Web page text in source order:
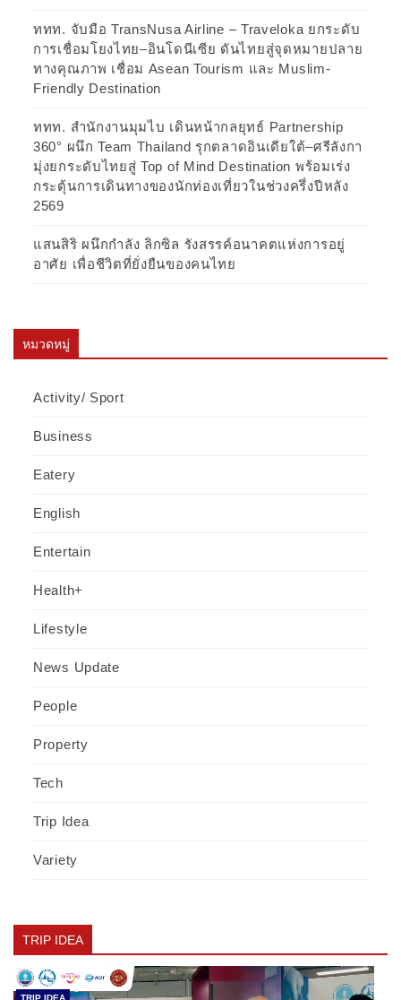
ททท. จับมือ TransNusa Airline – Traveloka ยกระดับ
การเชื่อมโยงไทย–อินโดนีเซีย ดันไทยสู่จุดหมายปลาย
ทางคุณภาพ เชื่อม Asean Tourism และ Muslim-
Friendly Destination
ททท. สำนักงานมุมไบ เดินหน้ากลยุทธ์ Partnership
360° ผนึก Team Thailand รุกตลาดอินเดียใต้–ศรีลังกา
มุ่งยกระดับไทยสู่ Top of Mind Destination พร้อมเร่ง
กระตุ้นการเดินทางของนักท่องเที่ยวในช่วงครึ่งปีหลัง
2569
แสนสิริ ผนึกกำลัง ลิกซิล รังสรรค์อนาคตแห่งการอยู่
อาศัย เพื่อชีวิตที่ยั่งยืนของคนไทย
หมวดหมู่
Activity/ Sport
Business
Eatery
English
Entertain
Health+
Lifestyle
News Update
People
Property
Tech
Trip Idea
Variety
TRIP IDEA
TRIP IDEA